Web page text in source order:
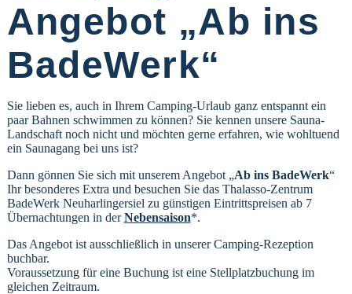
Angebot „Ab ins
BadeWerk“
Sie lieben es, auch in Ihrem Camping-Urlaub ganz entspannt ein
paar Bahnen schwimmen zu können? Sie kennen unsere Sauna-
Landschaft noch nicht und möchten gerne erfahren, wie wohltuend
ein Saunagang bei uns ist?
Dann gönnen Sie sich mit unserem Angebot „Ab ins BadeWerk“
Ihr besonderes Extra und besuchen Sie das Thalasso-Zentrum
BadeWerk Neuharlingersiel zu günstigen Eintrittspreisen ab 7
Übernachtungen in derNebensaison*.
Das Angebot ist ausschließlich in unserer Camping-Rezeption
buchbar.
Voraussetzung für eine Buchung ist eine Stellplatzbuchung im
gleichen Zeitraum.